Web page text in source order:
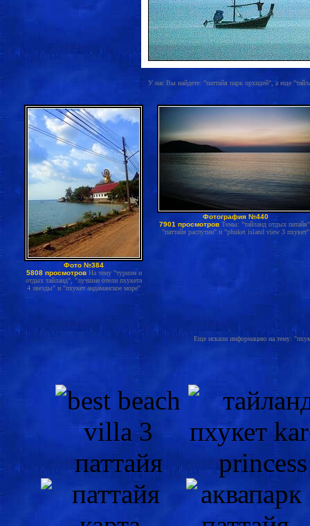
У нас Вы найдете: "паттайя парк орхидей", а еще
Фото №384
5808 просмотров На тему "туризм и
отдых тайланд", "лучшие отели пхукета
4 звезды" и "пхукет андаманское море"
Фотография №440
7901 просмотров Темы: "тайланд отдых
"паттайя распутин" и "phuket island view 3 пхукет"
Еще искали информацию на тему: